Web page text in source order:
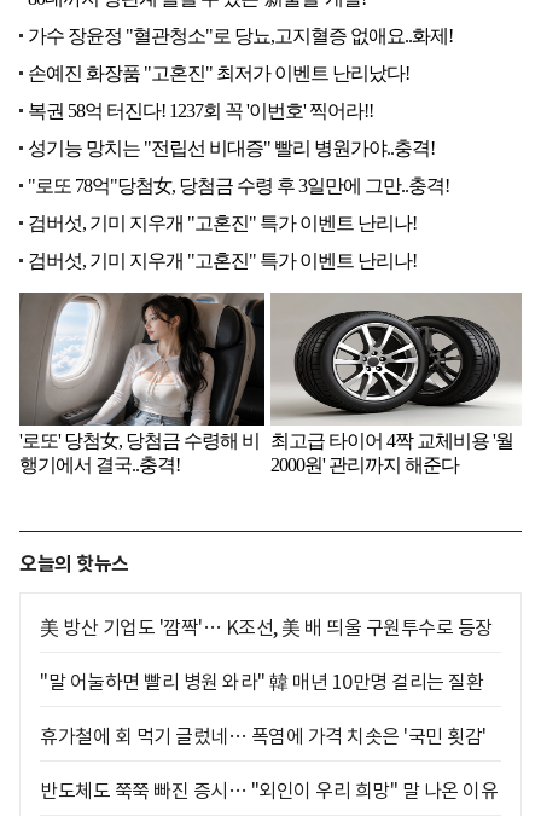
오늘의 핫뉴스
美 방산 기업도 '깜짝'… K조선, 美 배 띄울 구원투수로 등장
"말 어눌하면 빨리 병원 와라" 韓 매년 10만명 걸리는 질환
휴가철에 회 먹기 글렀네… 폭염에 가격 치솟은 '국민 횟감'
반도체도 쭉쭉 빠진 증시… "외인이 우리 희망" 말 나온 이유